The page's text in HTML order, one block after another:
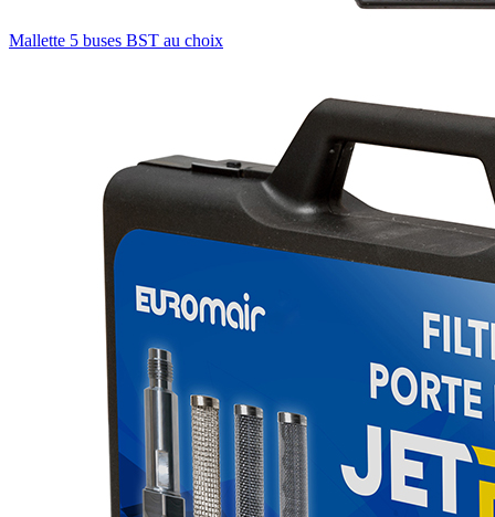
Mallette 5 buses BST au choix